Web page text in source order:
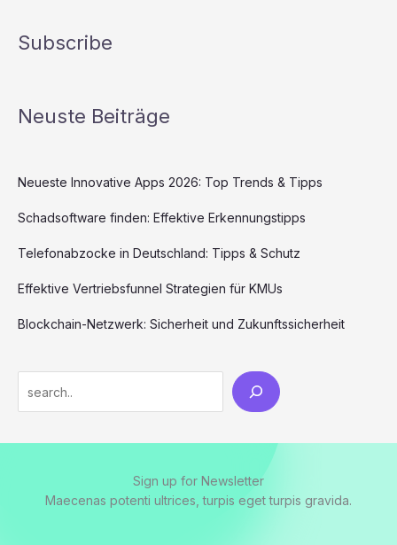
Subscribe
Neuste Beiträge
Neueste Innovative Apps 2026: Top Trends & Tipps
Schadsoftware finden: Effektive Erkennungstipps
Telefonabzocke in Deutschland: Tipps & Schutz
Effektive Vertriebsfunnel Strategien für KMUs
Blockchain-Netzwerk: Sicherheit und Zukunftssicherheit
Sign up for Newsletter
Maecenas potenti ultrices, turpis eget turpis gravida.